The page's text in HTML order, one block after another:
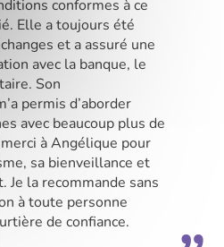
conformes à ce
Elle a toujours été
et a assuré une
avec la banque, le
Son
permis d’aborder
avec beaucoup plus de
à Angélique pour
sa bienveillance et
Je la recommande sans
à toute personne
de confiance.